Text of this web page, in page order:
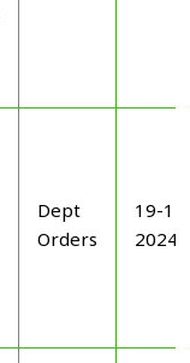
Dept
Orders
19-
2024